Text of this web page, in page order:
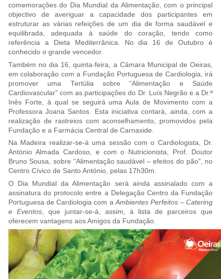
comemorações do Dia Mundial da Alimentação, com o principal
objectivo de averiguar a capacidade dos participantes em
estruturar as várias refeições de um dia de forma saudável e
equilibrada, adequada à saúde do coração, tendo como
referência a Dieta Mediterrânica. No dia 16 de Outubro é
conhecido o grande vencedor.
Também no dia 16, quinta-feira, a Câmara Municipal de Oeiras,
em colaboração com a Fundação Portuguesa de Cardiologia, irá
promover uma Tertúlia sobre “Alimentação e Saúde
Cardiovascular” com as participações do Dr. Luís Negrão e a Dr.ª
Inês Forte, à qual se seguirá uma Aula de Movimento com a
Professora Joana Santos. Esta iniciativa contará, ainda, com a
realização de rastreios com aconselhamento, promovidos pela
Fundação e a Farmácia Central de Carnaxide.
Na Madeira realizar-se-á uma sessão com o Cardiologista, Dr.
António Almada Cardoso, e com o Nutricionista, Prof. Doutor
Bruno Sousa, sobre “Alimentação saudável – efeitos do pão”, no
Centro Cívico de Santo António, pelas 17h30m.
O Dia Mundial da Alimentação será ainda assinalado com a
assinatura do protocolo entre a Delegação Centro da Fundação
Portuguesa de Cardiologia com aAmbientes Perfeitos – Catering
e Eventos, que juntar-se-á, assim, à lista de parceiros que
oferecem vantagens aos Amigos da Fundação.